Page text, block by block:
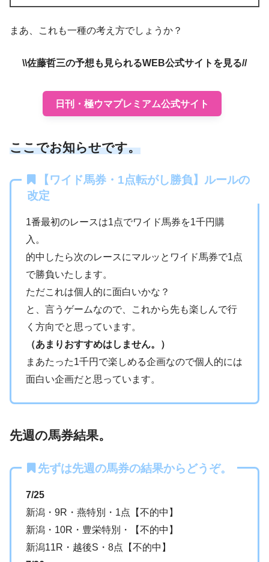
まあ、これも一種の考え方でしょうか？
\\佐藤哲三の予想も見られるWEB公式サイトを見る//
日刊・極ウマプレミアム公式サイト
ここでお知らせです。
【ワイド馬券・1点転がし勝負】ルールの
改定
1番最初のレースは1点でワイド馬券を1千円購
入。
的中したら次のレースにマルッとワイド馬券で1点
で勝負いたします。
ただこれは個人的に面白いかな？
と、言うゲームなので、これから先も楽しんで行
く方向でと思っています。
（あまりおすすめはしません。）
まあたった1千円で楽しめる企画なので個人的には
面白い企画だと思っています。
先週の馬券結果。
先ずは先週の馬券の結果からどうぞ。
7/25
新潟・9R・燕特別・1点【不的中】
新潟・10R・豊栄特別・【不的中】
新潟11R・越後S・8点【不的中】